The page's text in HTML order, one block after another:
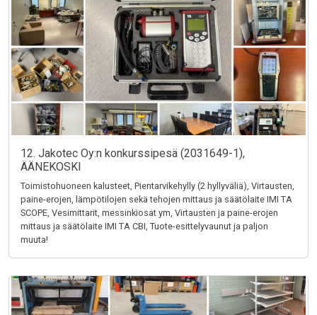
12. Jakotec Oy:n konkurssipesä (2031649-1),
ÄÄNEKOSKI
Toimistohuoneen kalusteet, Pientarvikehylly (2 hyllyväliä), Virtausten,
paine-erojen, lämpötilojen sekä tehojen mittaus ja säätölaite IMI TA
SCOPE, Vesimittarit, messinkiosat ym, Virtausten ja paine-erojen
mittaus ja säätölaite IMI TA CBI, Tuote-esittelyvaunut ja paljon
muuta!